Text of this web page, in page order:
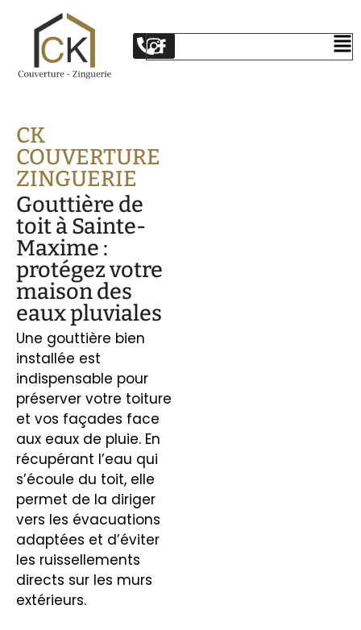
CK
COUVERTURE
ZINGUERIE
Gouttière de
toit à Sainte-
Maxime :
protégez votre
maison des
eaux pluviales
Une gouttière bien
installée est
indispensable pour
préserver votre toiture
et vos façades face
aux eaux de pluie. En
récupérant l’eau qui
s’écoule du toit, elle
permet de la diriger
vers les évacuations
adaptées et d’éviter
les ruissellements
directs sur les murs
extérieurs.